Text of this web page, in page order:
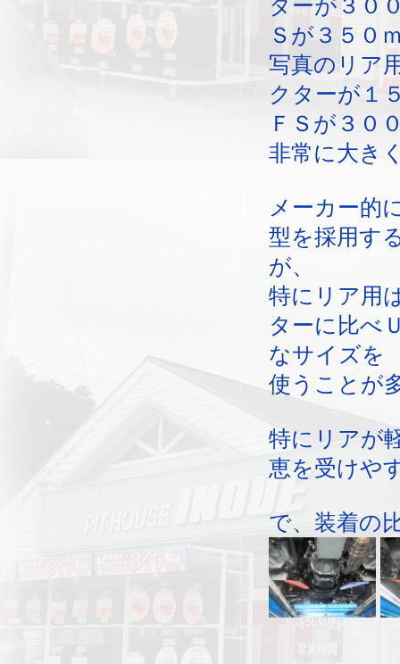
ターが３０
Ｓが３５０
写真のリア
クターが１
ＦＳが３０
非常に大き
メーカー的
型を採用す
が、
特にリア用
ターに比べ
なサイズを
使うことが
特にリアが
恵を受けや
で、装着の